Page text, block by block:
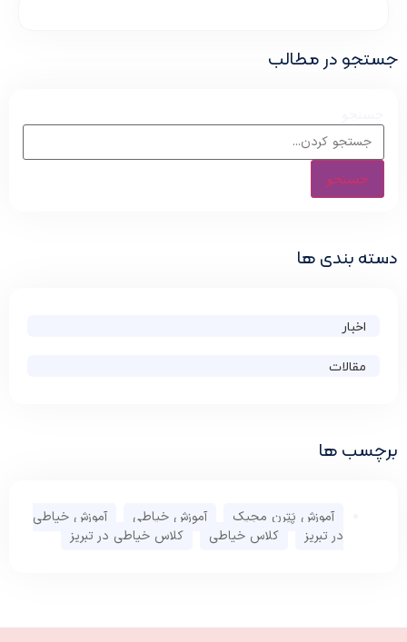
در مطالب
جستجو
بندی ها
اخبار
مقالات
ها
آموزش پَتِرن مجیک , آموزش خیاطی ,
آموزش خیاطی
در تبریز , کلاس خیاطی , کلاس خیاطی در تبریز